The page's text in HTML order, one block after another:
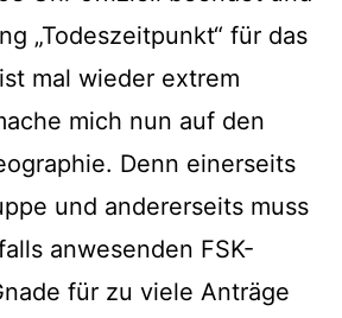
„Todeszeitpunkt“ für das
mal wieder extrem
mich nun auf den
Denn einerseits
und andererseits muss
anwesenden FSK-
für zu viele Anträge